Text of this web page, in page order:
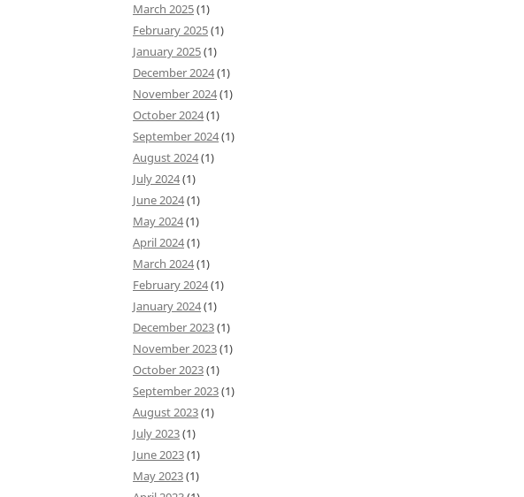
March 2025(1)
February 2025(1)
January 2025(1)
December 2024(1)
November 2024(1)
October 2024(1)
September 2024(1)
August 2024(1)
July 2024(1)
June 2024(1)
May 2024(1)
April 2024(1)
March 2024(1)
February 2024(1)
January 2024(1)
December 2023(1)
November 2023(1)
October 2023(1)
September 2023(1)
August 2023(1)
July 2023(1)
June 2023(1)
May 2023(1)